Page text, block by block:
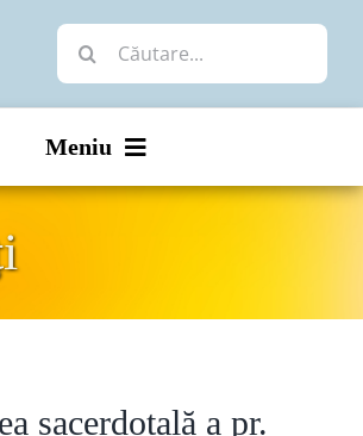
Cautare...
Meniu
sacerdotală a pr.